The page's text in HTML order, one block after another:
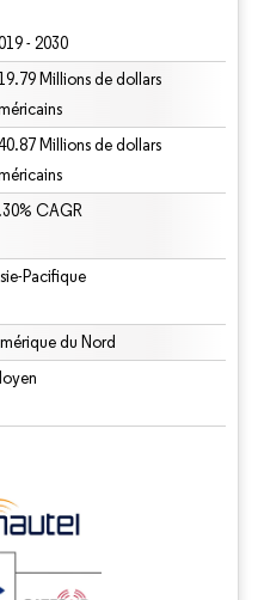
- 2030
Millions de dollars
Millions de dollars
CAGR
Pacifique
du Nord
nécessite une attribution sous CC